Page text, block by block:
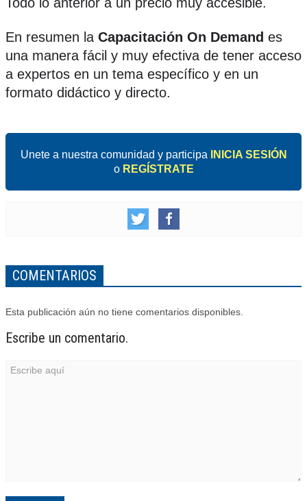
Todo lo anterior a un precio muy accesible.
En resumen la Capacitación On Demand es
una manera fácil y muy efectiva de tener acceso
a expertos en un tema específico y en un
formato didáctico y directo.
Unete a nuestra comunidad y participa
INICIA SESIÓN
o REGÍSTRATE
COMENTARIOS
Esta publicación aún no tiene comentarios disponibles.
Escribe un comentario.